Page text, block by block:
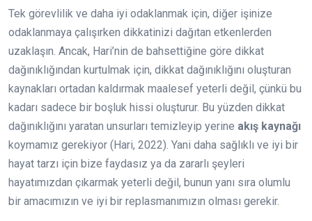
Tek görevlilik ve daha iyi odaklanmak için, diğer işinize
odaklanmaya çalışırken dikkatinizi dağıtan etkenlerden
uzaklaşın. Ancak, Hari’nin de bahsettiğine göre dikkat
dağınıklığından kurtulmak için, dikkat dağınıklığını oluşturan
kaynakları ortadan kaldırmak maalesef yeterli değil, çünkü bu
kadarı sadece bir boşluk hissi oluşturur. Bu yüzden dikkat
dağınıklığını yaratan unsurları temizleyip yerine akış kaynağı
koymamız gerekiyor (Hari, 2022). Yani daha sağlıklı ve iyi bir
hayat tarzı için bize faydasız ya da zararlı şeyleri
hayatımızdan çıkarmak yeterli değil, bunun yanı sıra olumlu
bir amacımızın ve iyi bir replasmanımızın olması gerekir.